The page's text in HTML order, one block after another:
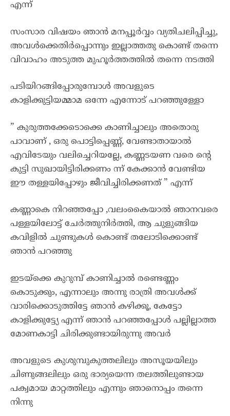
എന്ന്
സംസാര വിഷയം ഞാൻ മനപ്പൂർവ്വം വ്യതിചലിപ്പിച്ചു,
അവൾക്കെതിർപ്പൊന്നും ഇല്ലാത്തതു കൊണ്ട് തന്നെ
വിവാഹം അടുത്ത മുഹൂർത്തത്തിൽ തന്നെ നടത്തി
പടിയിറങ്ങിപ്പോരുമ്പോൾ അവളുടെ
കാളിക്കുട്ടിയമ്മാമ ഒന്നേ എന്നോട് പറഞ്ഞുള്ളോ
” കുരുത്തക്കേടൊക്കെ കാണിച്ചാലും അതൊരു
പാവാണ് , ഒരു പൊട്ടിപ്പെണ്ണ്, വേണ്ടാതായാൽ
എവിടേയും വലിച്ചെറിയല്ലേ, കണ്ണടയണ വരെ ന്റെ
കുട്ടി സുഖായിട്ടിരിക്കണം ന്ന് കേക്കാൻ വേണ്ടിയ
ഈ തള്ളയിപ്പോഴും ജീവിച്ചിരിക്കണത് ” എന്ന്
കണ്ണാകെ നിറഞ്ഞപ്പോ ,വലംകൈയാൽ ഞാനവരെ
പള്ളയിലോട്ട് ചേർത്തുനിർത്തി, ആ ചുളുങ്ങിയ
കവിളിൽ ചുണ്ടുകൾ കൊണ്ട് തലോടിക്കൊണ്ട്
ഞാൻ പറഞ്ഞു
ഇടയ്ക്കെ കുറുമ്പ് കാണിച്ചാൽ രണ്ടെണ്ണം
കൊടുക്കും, എന്നാലും അന്നു രാത്രി അവൾക്ക്
വാരിക്കൊടുത്തിട്ടേ ഞാൻ കഴിക്കൂ, കേട്ടോ
കാളിക്കുട്ട്യേ എന്ന് ഞാൻ പറഞ്ഞപ്പോൾ പല്ലില്ലാത്ത
മോണകാട്ടി ചിരിക്കുണ്ടായിരുന്നു അവർ
അവളുടെ കുശുമ്പുകുത്തലിലും അസൂയയിലും
ചിണുങ്ങലിലും ഒരു ഭാര്യയെന്ന തലത്തിലുണ്ടായ
പക്വമായ മാറ്റത്തിലും എന്നും ഞാനൊപ്പം തന്നെ
നിന്നു